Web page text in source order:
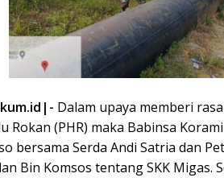
Dalam upaya memberi
Rokan (PHR) maka Babinsa
bersama Serda Andi Satria dan
Bin Komsos tentang SKK Migas.